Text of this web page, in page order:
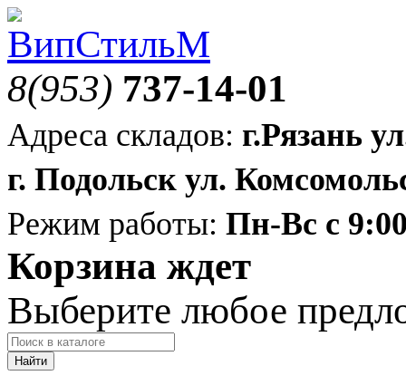
8(953) 737-14-01
Адреса складов: г.Рязань
г. Подольск ул.
Режим работы: Пн-Вс с
Корзина ждет
Выберите любое
Найти